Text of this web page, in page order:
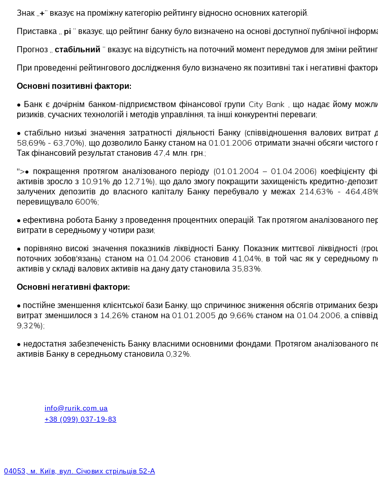
Знак „ +” вказує на проміжну категорію рейтингу відносно основних категорій.
Приставка „ pi ” вказує, що рейтинг банку було визначено на основі доступної публічної
Прогноз „ стабільний ” вказує на відсутність на поточний момент передумов для зміни
При проведенні рейтингового дослідження було визначено як позитивні так і негативні
Основні позитивні фактори:
• Банк є дочірнім банком-підприємством фінансової групи City Bank , що надає йому
ризиків, сучасних технологій і методів управління, та інші конкурентні переваги;
• стабільно низькі значення затратності діяльності Банку (співвідношення валових
58,69% - 63,70%), що дозволило Банку станом на 01.01.2006 отримати значні обсяги чистого
Так фінансовий результат становив 47,4 млн. грн.;
">• покращення протягом аналізованого періоду (01.01.2004 – 01.04.2006) коефіцієнту
активів зросло з 10,91% до 12,71%), що дало змогу покращити захищеність кредитно-
залучених депозитів до власного капіталу Банку перебувало у межах 214,63% -
перевищувало 600%;
• ефективна робота Банку з проведення процентних операцій. Так протягом аналізованого
витрати в середньому у чотири рази;
• порівняно високі значення показників ліквідності Банку. Показник миттєвої
поточних зобов'язань) станом на 01.04.2006 становив 41,04%, в той час як у середньому
активів у складі валових активів на дану дату становила 35,83%.
Основні негативні фактори:
• постійне зменшення клієнтської бази Банку, що спричинює зниження обсягів отриманих
витрат зменшилося з 14,26% станом на 01.01.2005 до 9,66% станом на 01.04.2006, а
9,32%);
• недостатня забезпеченість Банку власними основними фондами. Протягом аналізованого
активів Банку в середньому становила 0,32%.
info@rurik.com.ua
+38 (099) 037-19-83
04053, м. Київ, вул. Січових стрільців 52-А